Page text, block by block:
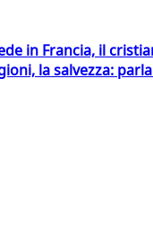
in Francia, il
la salvezza: